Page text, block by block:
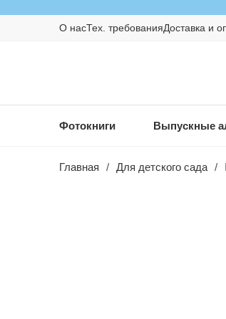
О насТех. требованияДоставка и
Фотокниги Выпускные
Главная / Для детского сада /